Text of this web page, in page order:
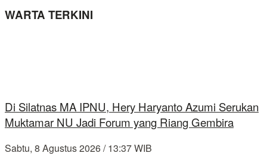
WARTA TERKINI
Di Silatnas MA IPNU, Hery Haryanto Azumi Serukan
Muktamar NU Jadi Forum yang Riang Gembira
Sabtu, 8 Agustus 2026 / 13:37 WIB